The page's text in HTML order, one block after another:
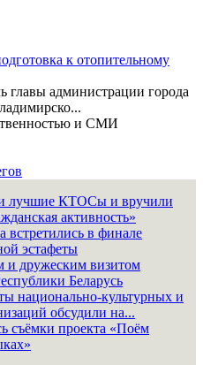
к отопительному
главы администрации города
и СМИ
лучшие КТОСы и вручили
активность»
встретились в финале
эстафеты
и дружеским визитом
Беларусь
национально-культурных и
обсудили на...
съёмки проекта «Поём